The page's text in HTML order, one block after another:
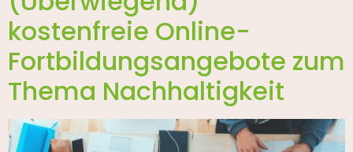
kostenfreie Online-
Fortbildungsangebote zum
Thema Nachhaltigkeit